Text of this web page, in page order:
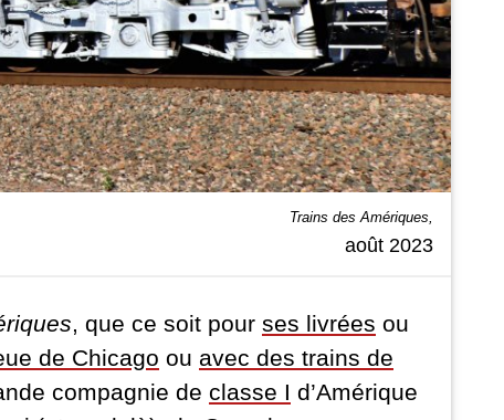
Trains des Amériques,
août 2023
, que ce soit pour ses livrées ou
de Chicago ou avec des trains de
compagnie de classe I d’Amérique